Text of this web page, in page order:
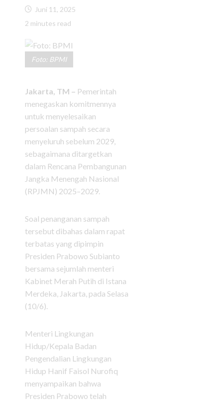
Juni 11, 2025
2 minutes read
Foto: BPMI
Jakarta, TM – Pemerintah
menegaskan komitmennya
untuk menyelesaikan
persoalan sampah secara
menyeluruh sebelum 2029,
sebagaimana ditargetkan
dalam Rencana Pembangunan
Jangka Menengah Nasional
(RPJMN) 2025–2029.
Soal penanganan sampah
tersebut dibahas dalam rapat
terbatas yang dipimpin
Presiden Prabowo Subianto
bersama sejumlah menteri
Kabinet Merah Putih di Istana
Merdeka, Jakarta, pada Selasa
(10/6).
Menteri Lingkungan
Hidup/Kepala Badan
Pengendalian Lingkungan
Hidup Hanif Faisol Nurofiq
menyampaikan bahwa
Presiden Prabowo telah